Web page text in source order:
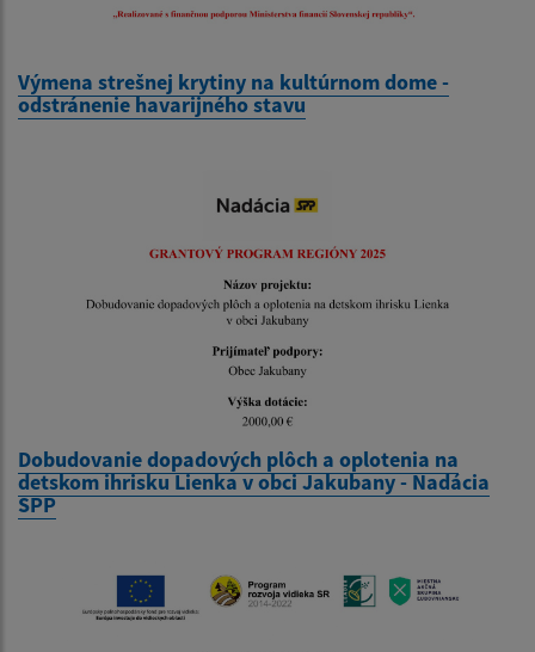
Výmena strešnej krytiny na kultúrnom dome -
odstránenie havarijného stavu
Dobudovanie dopadových plôch a oplotenia na
detskom ihrisku Lienka v obci Jakubany - Nadácia
SPP